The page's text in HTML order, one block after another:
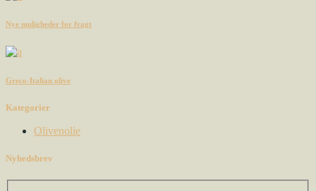
Nye muligheder for fragt
Greco-Italian olive
Kategorier
Olivenolie
Nyhedsbrev